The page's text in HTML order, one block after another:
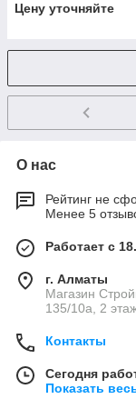
Цену уточняйте
О нас
Рейтинг не
Менее 5
Работает с
г. Алматы
Магазин
135/10а, 2
Контакты
Сегодня
Показать